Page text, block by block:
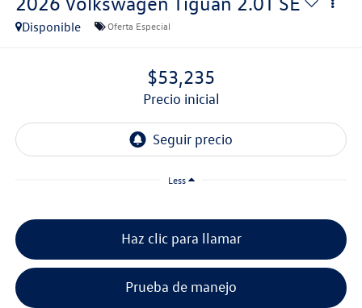
Disponible Oferta Especial
$53,235
precio inicial
Less
Haz clic para llamar
Prueba de manejo